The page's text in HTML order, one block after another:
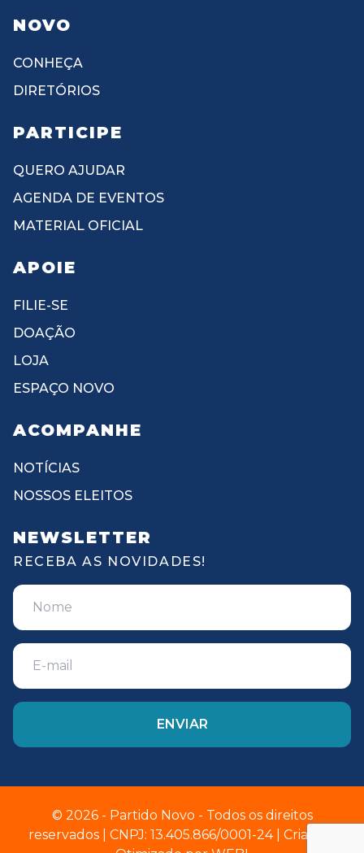
NOVO
CONHEÇA
DIRETÓRIOS
PARTICIPE
QUERO AJUDAR
AGENDA DE EVENTOS
MATERIAL OFICIAL
APOIE
FILIE-SE
DOAÇÃO
LOJA
ESPAÇO NOVO
ACOMPANHE
NOTÍCIAS
NOSSOS ELEITOS
NEWSLETTER
RECEBA AS NOVIDADES!
© 2026 - Partido Novo - Todos os direitos
reservados | CNPJ: 13.405.866/0001-24 | Criado e